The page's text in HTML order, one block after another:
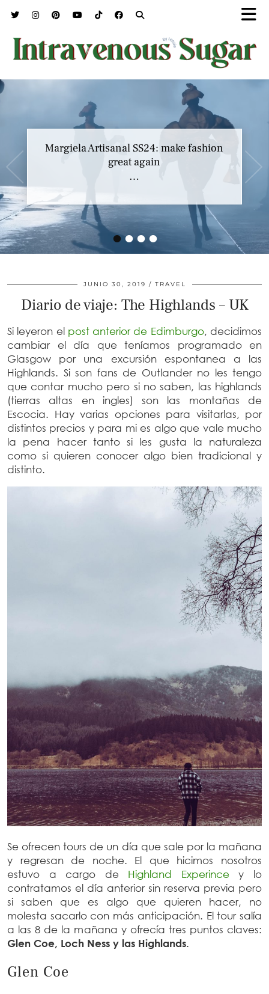
••••
Margiela Artisanal SS24: make fashion
great again
…
Marc Jacobs SS23 y el buscar confort en
nuestros héroes
…
JUNIO 30, 2019 TRAVEL
Diario de viaje: The Highlands – UK
Si leyeron el post anterior de Edimburgo, decidimos
cambiar el día que teníamos programado en
Glasgow por una excursión espontanea a las
Highlands. Si son fans de Outlander no les tengo
que contar mucho pero si no saben, las highlands
(tierras altas en ingles) son las montañas de
Escocia. Hay varias opciones para visitarlas, por
distintos precios y para mi es algo que vale mucho
la pena hacer tanto si les gusta la naturaleza
como si quieren conocer algo bien tradicional y
distinto.
Se ofrecen tours de un día que sale por la mañana
y regresan de noche. El que hicimos nosotros
estuvo a cargo de Highland Experincey lo
contratamos el día anterior sin reserva previa pero
si saben que es algo que quieren hacer, no
molesta sacarlo con más anticipación. El tour salía
a las 8 de la mañana y ofrecía tres puntos claves:
Glen Coe, Loch Ness y las Highlands.
Glen Coe